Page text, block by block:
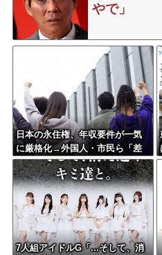
やで」
日本の永住権、年収要件が一気
に厳格化→外国人・市民ら「差
別だ！」と抗議
7人組アイドルG「...そして、消